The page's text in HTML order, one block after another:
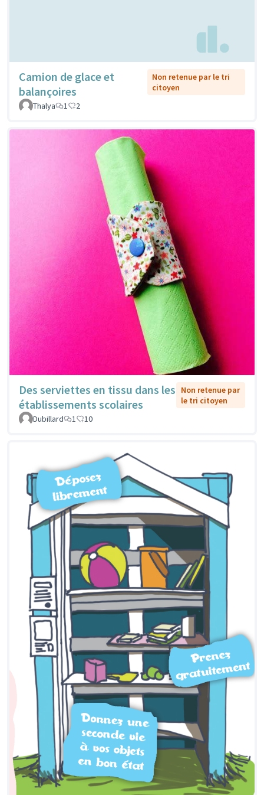
Camion de glace et
balançoires
Non retenue par le tri
citoyen
Thalya
1 2
Des serviettes en tissu dans les
établissements scolaires
Non retenue par
le tri citoyen
Dubillard
1 10